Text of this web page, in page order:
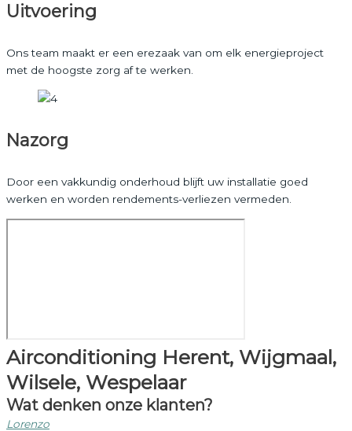
Uitvoering
Ons team maakt er een erezaak van om elk energieproject
met de hoogste zorg af te werken.
Nazorg
Door een vakkundig onderhoud blijft uw installatie goed
werken en worden rendements-verliezen vermeden.
Airconditioning Herent, Wijgmaal,
Wilsele, Wespelaar
Wat denken onze klanten?
Lorenzo